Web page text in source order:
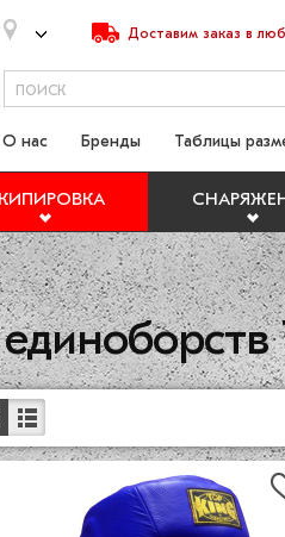
Доставим заказ в
О нас Бренды Таблицы